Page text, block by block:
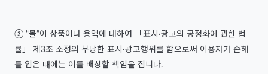
③ “몰”이 상품이나 용역에 대하여 「표시·광고의 공정화에 관한 법
률」 제3조 소정의 부당한 표시·광고행위를 함으로써 이용자가 손해
를 입은 때에는 이를 배상할 책임을 집니다.